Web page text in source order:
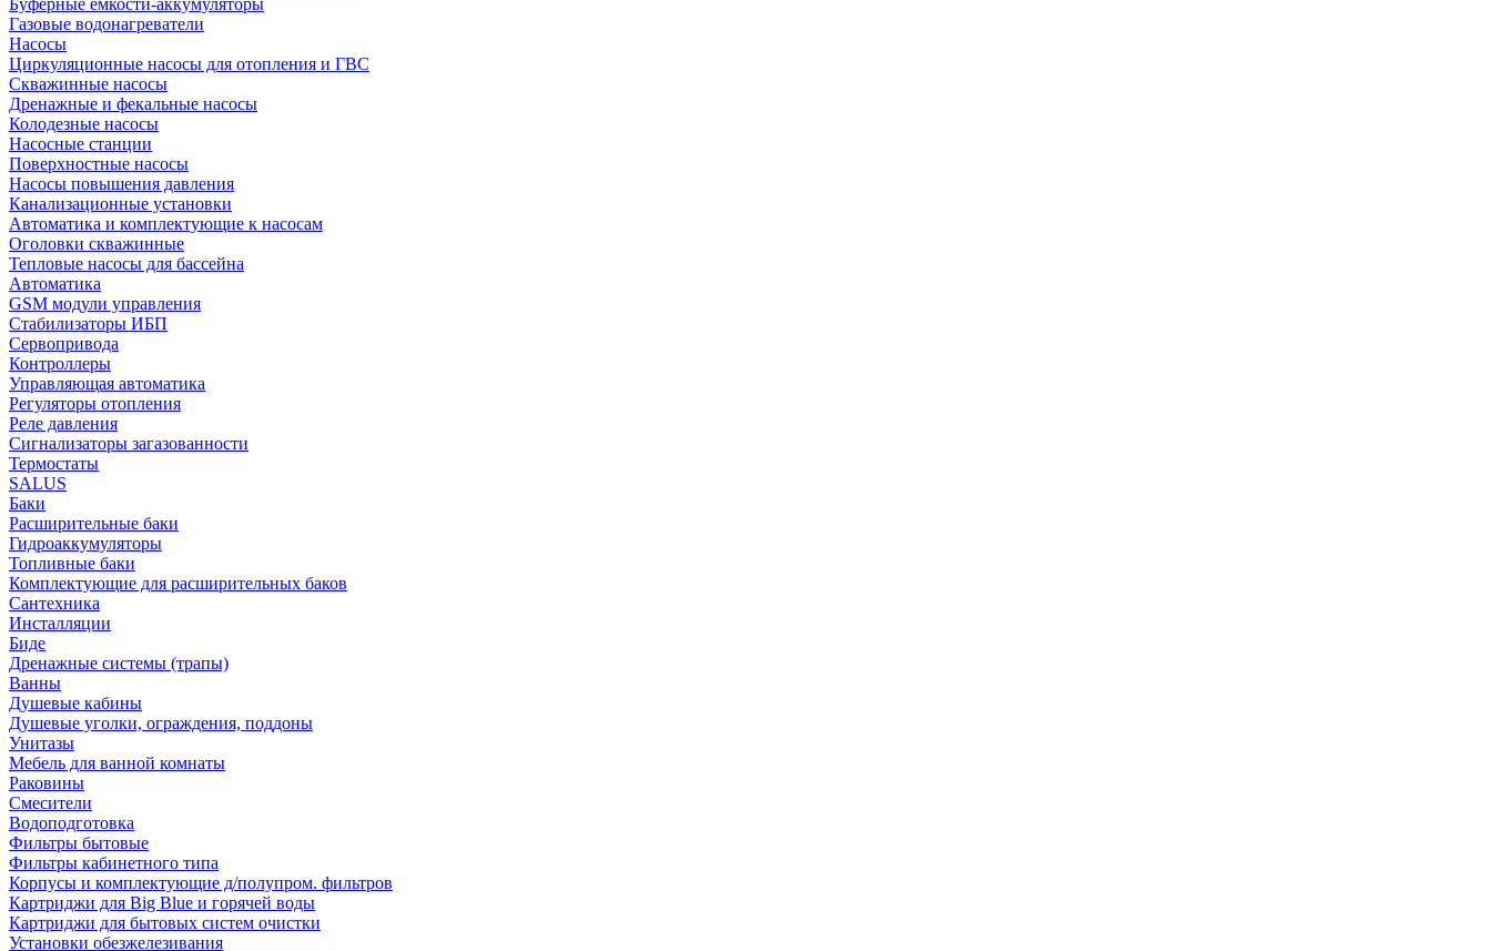
Буферные ёмкости-аккумуляторы
Газовые водонагреватели
Насосы
Циркуляционные насосы для отопления и ГВС
Скважинные насосы
Дренажные и фекальные насосы
Колодезные насосы
Насосные станции
Поверхностные насосы
Насосы повышения давления
Канализационные установки
Автоматика и комплектующие к насосам
Оголовки скважинные
Тепловые насосы для бассейна
Автоматика
GSM модули управления
Стабилизаторы ИБП
Сервопривода
Контроллеры
Управляющая автоматика
Регуляторы отопления
Реле давления
Сигнализаторы загазованности
Термостаты
SALUS
Баки
Расширительные баки
Гидроаккумуляторы
Топливные баки
Комплектующие для расширительных баков
Сантехника
Инсталляции
Биде
Дренажные системы (трапы)
Ванны
Душевые кабины
Душевые уголки, ограждения, поддоны
Унитазы
Мебель для ванной комнаты
Раковины
Смесители
Водоподготовка
Фильтры бытовые
Фильтры кабинетного типа
Корпусы и комплектующие д/полупром. фильтров
Картриджи для Big Blue и горячей воды
Картриджи для бытовых систем очистки
Установки обезжелезивания